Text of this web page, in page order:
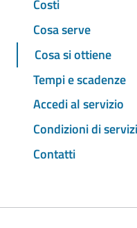
Costi
Cosa serve
Cosa si ottiene
Tempi e scadenze
Accedi al servizio
Condizioni di
Contatti